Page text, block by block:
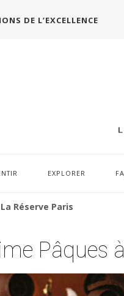
DE L’EXCELLENCE
EXPLORER
Réserve Paris
Pâques